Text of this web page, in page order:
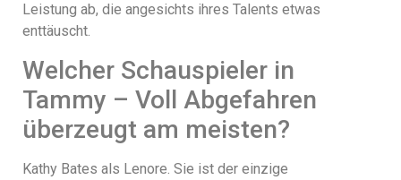
Leistung ab, die angesichts ihres Talents etwas
enttäuscht.
Welcher Schauspieler in
Tammy – Voll Abgefahren
überzeugt am meisten?
Kathy Bates als Lenore. Sie ist der einzige